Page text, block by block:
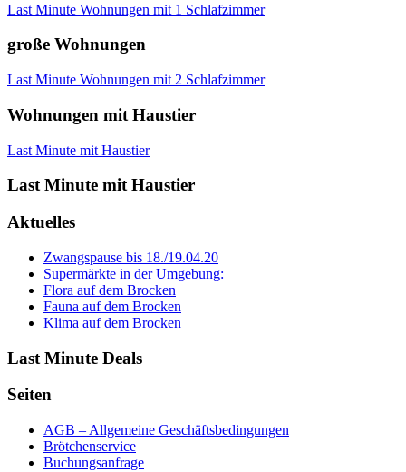
Last Minute Wohnungen mit 1 Schlafzimmer
große Wohnungen
Last Minute Wohnungen mit 2 Schlafzimmer
Wohnungen mit Haustier
Last Minute mit Haustier
Last Minute mit Haustier
Aktuelles
Zwangspause bis 18./19.04.20
Supermärkte in der Umgebung:
Flora auf dem Brocken
Fauna auf dem Brocken
Klima auf dem Brocken
Last Minute Deals
Seiten
AGB – Allgemeine Geschäftsbedingungen
Brötchenservice
Buchungsanfrage